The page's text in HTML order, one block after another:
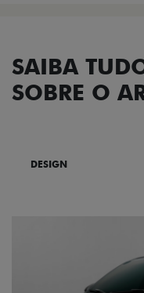
SAIBA
SOBRE O
DESIGN